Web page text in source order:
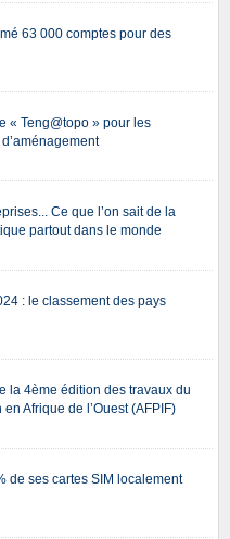
63 000 comptes pour des
« Teng@topo » pour les
Ce que l’on sait de la
partout dans le monde
: le classement des pays
la 4ème édition des travaux du
Afrique de l’Ouest (AFPIF)
de ses cartes SIM localement